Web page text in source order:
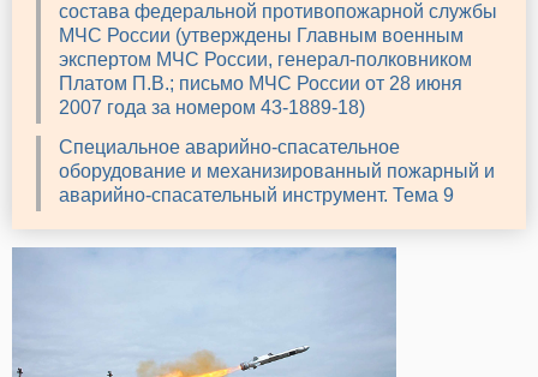
состава федеральной противопожарной службы
МЧС России (утверждены Главным военным
экспертом МЧС России, генерал-полковником
Платом П.В.; письмо МЧС России от 28 июня
2007 года за номером 43-1889-18)
Специальное аварийно-спасательное
оборудование и механизированный пожарный и
аварийно-спасательный инструмент. Тема 9